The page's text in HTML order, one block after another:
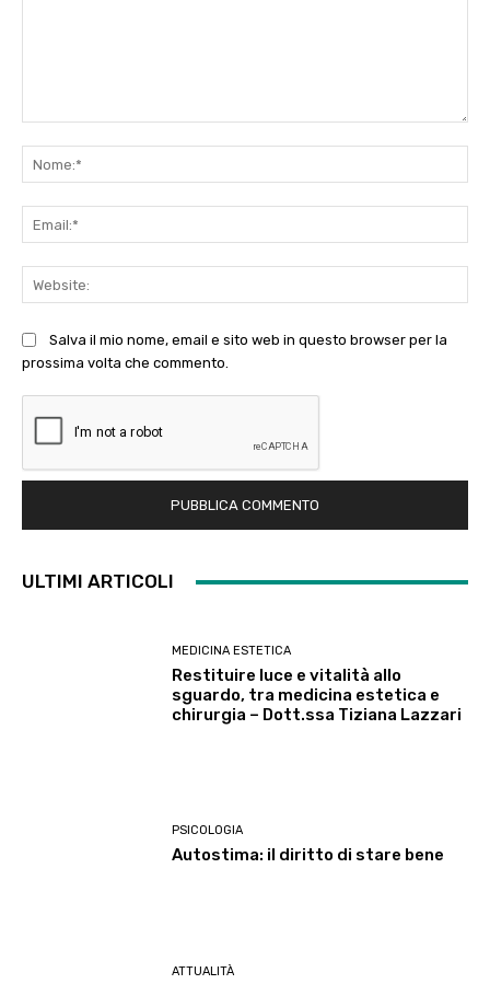
Salva il mio nome, email e sito web in questo browser per la
prossima volta che commento.
ULTIMI ARTICOLI
MEDICINA ESTETICA
Restituire luce e vitalità allo
sguardo, tra medicina estetica e
chirurgia – Dott.ssa Tiziana Lazzari
PSICOLOGIA
Autostima: il diritto di stare bene
ATTUALITÀ